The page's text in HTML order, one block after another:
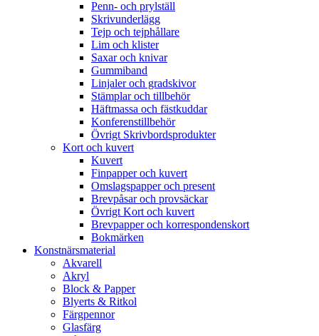
Penn- och prylställ
Skrivunderlägg
Tejp och tejphållare
Lim och klister
Saxar och knivar
Gummiband
Linjaler och gradskivor
Stämplar och tillbehör
Häftmassa och fästkuddar
Konferenstillbehör
Övrigt Skrivbordsprodukter
Kort och kuvert
Kuvert
Finpapper och kuvert
Omslagspapper och present
Brevpåsar och provsäckar
Övrigt Kort och kuvert
Brevpapper och korrespondenskort
Bokmärken
Konstnärsmaterial
Akvarell
Akryl
Block & Papper
Blyerts & Ritkol
Färgpennor
Glasfärg